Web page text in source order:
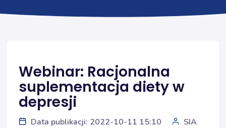
Webinar: Racjonalna
suplementacja diety w
depresji
Data publikacji: 2022-10-11 15:10
SIA